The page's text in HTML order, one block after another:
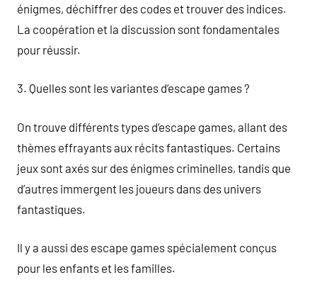
énigmes, déchiffrer des codes et trouver des indices.
La coopération et la discussion sont fondamentales
pour réussir.
3. Quelles sont les variantes d’escape games ?
On trouve différents types d’escape games, allant des
thèmes effrayants aux récits fantastiques. Certains
jeux sont axés sur des énigmes criminelles, tandis que
d’autres immergent les joueurs dans des univers
fantastiques.
Il y a aussi des escape games spécialement conçus
pour les enfants et les familles.